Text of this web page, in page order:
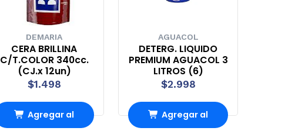
DEMARIA
CERA BRILLINA
C/T.COLOR 340cc.
(CJ.x 12un)
$1.498
Agregar al
AGUACOL
DETERG. LIQUIDO
PREMIUM AGUACOL 3
LITROS (6)
$2.998
Agregar al